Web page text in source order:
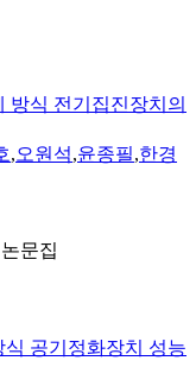
방식 전기집진장치의
,오원석,윤종필,한경
문집
공기정화장치 성능